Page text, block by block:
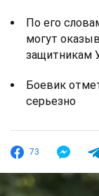
По его
могут
защитникам
Боевик
серьезно
73